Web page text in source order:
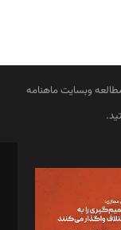
وبسایت ماهنامه